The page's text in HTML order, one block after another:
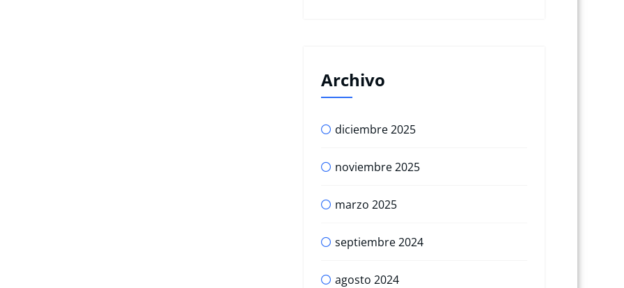
Archivo
diciembre 2025
noviembre 2025
marzo 2025
septiembre 2024
agosto 2024